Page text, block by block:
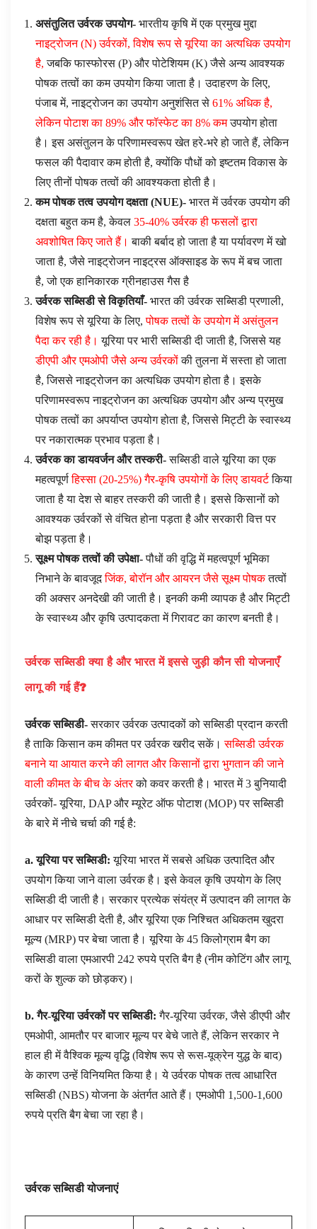
असंतुलित उर्वरक उपयोग- भारतीय कृषि में एक प्रमुख मुद्दा
नाइट्रोजन (N) उर्वरकों, विशेष रूप से यूरिया का अत्यधिक उपयोग
है, जबकि फास्फोरस (P) और पोटेशियम (K) जैसे अन्य आवश्यक
पोषक तत्वों का कम उपयोग किया जाता है। उदाहरण के लिए,
पंजाब में, नाइट्रोजन का उपयोग अनुशंसित से 61% अधिक है,
लेकिन पोटाश का 89% और फॉस्फेट का 8% कमउपयोग होता
है। इस असंतुलन के परिणामस्वरूप खेत हरे-भरे हो जाते हैं, लेकिन
फसल की पैदावार कम होती है, क्योंकि पौधों को इष्टतम विकास के
लिए तीनों पोषक तत्वों की आवश्यकता होती है।
कम पोषक तत्व उपयोग दक्षता (NUE)- भारत में उर्वरक उपयोग की
दक्षता बहुत कम है, केवल 35-40% उर्वरक ही फसलों द्वारा
अवशोषित किए जाते हैं। बाकी बर्बाद हो जाता है या पर्यावरण में खो
जाता है, जैसे नाइट्रोजन नाइट्रस ऑक्साइड के रूप में बच जाता
है, जो एक हानिकारक ग्रीनहाउस गैस है
उर्वरक सब्सिडी से विकृतियाँ- भारत की उर्वरक सब्सिडी प्रणाली,
विशेष रूप से यूरिया के लिए,पोषक तत्वों के उपयोग में असंतुलन
पैदा कर रही है। यूरिया पर भारी सब्सिडी दी जाती है, जिससे यह
डीएपी और एमओपी जैसे अन्य उर्वरकोंकी तुलना में सस्ता हो जाता
है, जिससे नाइट्रोजन का अत्यधिक उपयोग होता है। इसके
परिणामस्वरूप नाइट्रोजन का अत्यधिक उपयोग और अन्य प्रमुख
पोषक तत्वों का अपर्याप्त उपयोग होता है, जिससे मिट्टी के स्वास्थ्य
पर नकारात्मक प्रभाव पड़ता है।
उर्वरक का डायवर्जन और तस्करी-सब्सिडी वाले यूरिया का एक
महत्वपूर्णहिस्सा (20-25%) गैर-कृषि उपयोगों के लिए डायवर्टकिया
जाता है या देश से बाहर तस्करी की जाती है। इससे किसानों को
आवश्यक उर्वरकों से वंचित होना पड़ता है और सरकारी वित्त पर
बोझ पड़ता है।
सूक्ष्म पोषक तत्वों की उपेक्षा-पौधों की वृद्धि में महत्वपूर्ण भूमिका
निभाने के बावजूदजिंक, बोरॉन और आयरन जैसे सूक्ष्म पोषकतत्वों
की अक्सर अनदेखी की जाती है। इनकी कमी व्यापक है और मिट्टी
के स्वास्थ्य और कृषि उत्पादकता में गिरावट का कारण बनती है।
उर्वरक सब्सिडी क्या है और भारत में इससे जुड़ी कौन सी योजनाएँ
लागू की गई हैं?
उर्वरक सब्सिडी-सरकार उर्वरक उत्पादकों को सब्सिडी प्रदान करती
है ताकि किसान कम कीमत पर उर्वरक खरीद सकें।सब्सिडी उर्वरक
बनाने या आयात करने की लागत और किसानों द्वारा भुगतान की जाने
वाली कीमत के बीच के अंतरको कवर करती है। भारत में 3 बुनियादी
उर्वरकों- यूरिया, DAP और म्यूरेट ऑफ पोटाश (MOP) पर सब्सिडी
के बारे में नीचे चर्चा की गई है:
a. यूरिया पर सब्सिडी:यूरिया भारत में सबसे अधिक उत्पादित और
उपयोग किया जाने वाला उर्वरक है। इसे केवल कृषि उपयोग के लिए
सब्सिडी दी जाती है। सरकार प्रत्येक संयंत्र में उत्पादन की लागत के
आधार पर सब्सिडी देती है, और यूरिया एक निश्चित अधिकतम खुदरा
मूल्य (MRP) पर बेचा जाता है। यूरिया के 45 किलोग्राम बैग का
सब्सिडी वाला एमआरपी 242 रुपये प्रति बैग है (नीम कोटिंग और लागू
करों के शुल्क को छोड़कर)।
b. गैर-यूरिया उर्वरकों पर सब्सिडी:गैर-यूरिया उर्वरक, जैसे डीएपी और
एमओपी, आमतौर पर बाजार मूल्य पर बेचे जाते हैं, लेकिन सरकार ने
हाल ही में वैश्विक मूल्य वृद्धि (विशेष रूप से रूस-यूक्रेन युद्ध के बाद)
के कारण उन्हें विनियमित किया है। ये उर्वरक पोषक तत्व आधारित
सब्सिडी (NBS) योजना के अंतर्गत आते हैं। एमओपी 1,500-1,600
रुपये प्रति बैग बेचा जा रहा है।
उर्वरक सब्सिडी योजनाएं